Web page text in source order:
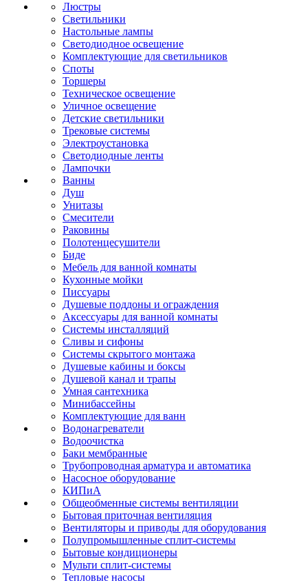
Люстры
Светильники
Настольные лампы
Светодиодное освещение
Комплектующие для светильников
Споты
Торшеры
Техническое освещение
Уличное освещение
Детские светильники
Трековые системы
Электроустановка
Светодиодные ленты
Лампочки
Ванны
Душ
Унитазы
Смесители
Раковины
Полотенцесушители
Биде
Мебель для ванной комнаты
Кухонные мойки
Писсуары
Душевые поддоны и ограждения
Аксессуары для ванной комнаты
Системы инсталляций
Сливы и сифоны
Системы скрытого монтажа
Душевые кабины и боксы
Душевой канал и трапы
Умная сантехника
Минибассейны
Комплектующие для ванн
Водонагреватели
Водоочистка
Баки мембранные
Трубопроводная арматура и автоматика
Насосное оборудование
КИПиА
Общеобменные системы вентиляции
Бытовая приточная вентиляция
Вентиляторы и приводы для оборудования
Полупромышленные сплит-системы
Бытовые кондиционеры
Мульти сплит-системы
Тепловые насосы